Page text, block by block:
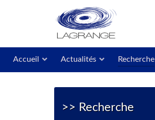
Accueil Actualités Recherche
>> Recherche